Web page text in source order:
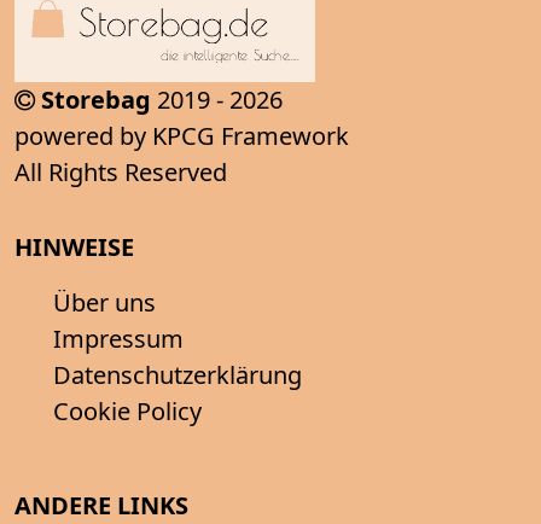
Storebag 2019 - 2026
powered by KPCG Framework
All Rights Reserved
HINWEISE
Über uns
Impressum
Datenschutzerklärung
Cookie Policy
ANDERE LINKS